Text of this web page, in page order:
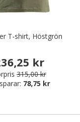
T-shirt, Höstgrön
kr
315,00 kr
78,75 kr